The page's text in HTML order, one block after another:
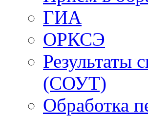
ГИА
ОРКСЭ
Результаты
(СОУТ)
Обработка